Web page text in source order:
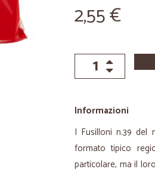
2,55 €
Informazioni
I Fusilloni n.39
formato tipico
particolare, ma il